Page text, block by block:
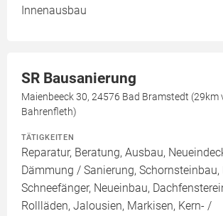
Innenausbau
SR Bausanierung
Maienbeeck 30, 24576 Bad Bramstedt (29km
Bahrenfleth)
TÄTIGKEITEN
Reparatur, Beratung, Ausbau,
Dämmung / Sanierung, Schornsteinbau,
Schneefänger, Neueinbau,
Rollläden, Jalousien, Markisen, Kern- /